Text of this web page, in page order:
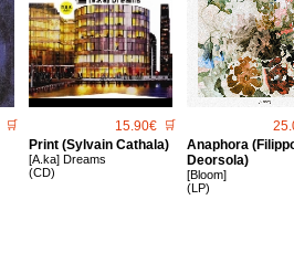
🛒 15.90€ 🛒
Print (Sylvain Cathala)
[A.ka] Dreams
(CD)
Anaphora
Deorsola)
[Bloom]
(LP)